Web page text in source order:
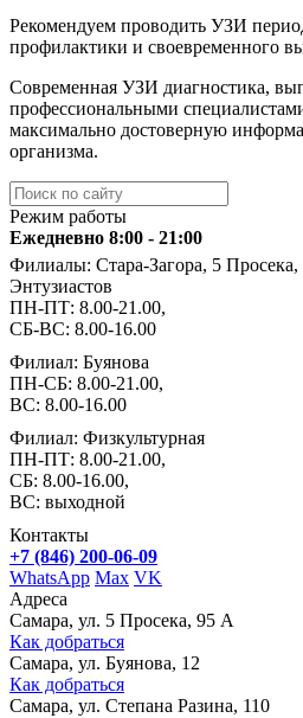
Рекомендуем проводить УЗИ
профилактики и своевременного
Современная УЗИ диагностика,
профессиональными
максимально достоверную
организма.
Режим работы
Ежедневно 8:00 - 21:00
Филиалы: Стара-Загора, 5 Просека,
Энтузиастов
ПН-ПТ: 8.00-21.00,
СБ-ВС: 8.00-16.00
Филиал: Буянова
ПН-СБ: 8.00-21.00,
ВС: 8.00-16.00
Филиал: Физкультурная
ПН-ПТ: 8.00-21.00,
СБ: 8.00-16.00,
ВС: выходной
Контакты
+7 (846) 200-06-09
WhatsApp Max VK
Адреса
Самара, ул. 5 Просека, 95 А
Как добраться
Самара, ул. Буянова, 12
Как добраться
Самара, ул. Степана Разина, 110